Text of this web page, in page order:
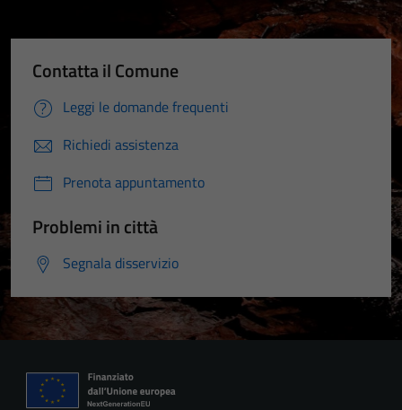
Contatta il Comune
Leggi le domande frequenti
Richiedi assistenza
Prenota appuntamento
Problemi in città
Segnala disservizio